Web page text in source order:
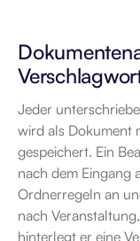
Jeder
wird als Dokument
gespeichert. Ein
nach dem Eingang
Ordnerregeln an
nach
hinterlegt er eine